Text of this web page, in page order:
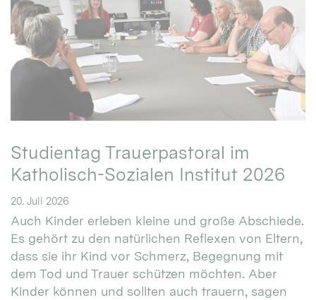
Studientag Trauerpastoral im
Katholisch-Sozialen Institut 2026
20. Juli 2026
Auch Kinder erleben kleine und große Abschiede.
Es gehört zu den natürlichen Reflexen von Eltern,
dass sie ihr Kind vor Schmerz, Begegnung mit
dem Tod und Trauer schützen möchten. Aber
Kinder können und sollten auch trauern, sagen